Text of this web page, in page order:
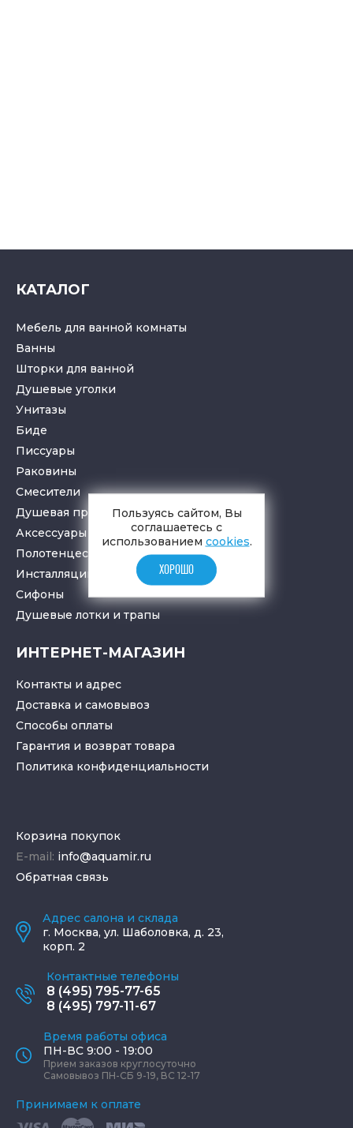
КАТАЛОГ
Мебель для ванной комнаты
Ванны
Шторки для ванной
Душевые уголки
Унитазы
Биде
Писсуары
Раковины
Смесители
Душевая программа
Аксессуары в ванную
Полотенцесушители
Инсталляции для санузлов
Cифоны
Душевые лотки и трапы
ИНТЕРНЕТ-МАГАЗИН
Контакты и адрес
Доставка и самовывоз
Способы оплаты
Гарантия и возврат товара
Политика конфиденциальности
Корзина покупок
E-mail: info@aquamir.ru
Обратная связь
Адрес салона и склада
г. Москва, ул. Шаболовка, д. 23,
корп. 2
Контактные телефоны
8 (495) 795-77-65
8 (495) 797-11-67
Время работы офиса
ПН-ВС 9:00 - 19:00
Прием заказов круглосуточно
Самовывоз ПН-СБ 9-19, ВС 12-17
Принимаем к оплате
Пользуясь сайтом, Вы
соглашаетесь с
использованием cookies.
ХОРОШО